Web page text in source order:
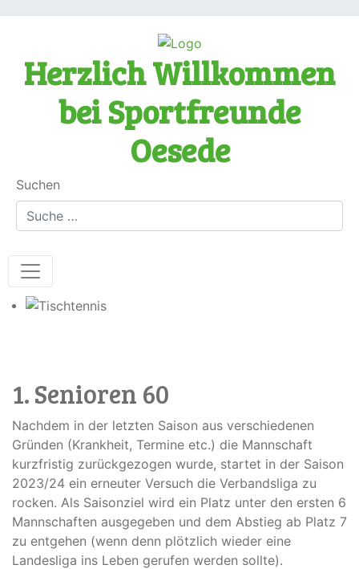
Herzlich Willkommen
bei Sportfreunde
Oesede
Suchen
1. Senioren 60
Nachdem in der letzten Saison aus verschiedenen
Gründen (Krankheit, Termine etc.) die Mannschaft
kurzfristig zurückgezogen wurde, startet in der Saison
2023/24 ein erneuter Versuch die Verbandsliga zu
rocken. Als Saisonziel wird ein Platz unter den ersten 6
Mannschaften ausgegeben und dem Abstieg ab Platz 7
zu entgehen (wenn denn plötzlich wieder eine
Landesliga ins Leben gerufen werden sollte).